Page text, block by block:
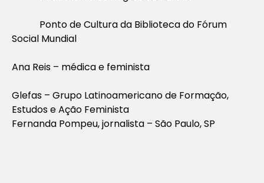
Ponto de Cultura da Biblioteca do Fórum
Social Mundial
Ana Reis – médica e feminista
Glefas – Grupo Latinoamericano de Formação,
Estudos e Ação Feminista
Fernanda Pompeu, jornalista – São Paulo, SP